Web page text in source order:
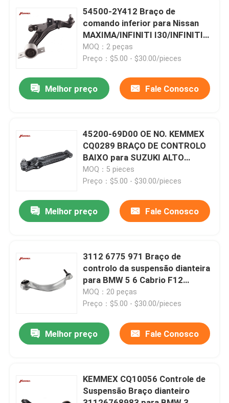
Produtos
Sobre nós
Excursão da fábrica
Contacte-nos
Filtro da transmissão automática
Filtro de líquido da transmissão de Honda
54500-2Y412 Braço de
comando inferior para Nissan
MAXIMA/INFINITI I30/INFINITI
I35 da KEMMEX
MOQ：2 peças
Preço：$5.00 - $30.00/pieces
Melhor preço Fale Conosco
45200-69D00 OE NO. KEMMEX
CQ0289 BRAÇO DE CONTROLO
BAIXO para SUZUKI ALTO
CA71A 2005- Ano
MOQ：5 pieces
Preço：$5.00 - $30.00/pieces
Melhor preço Fale Conosco
3112 6775 971 Braço de
controlo da suspensão dianteira
para BMW 5 6 Cabrio F12
Comprimento 256 mm
MOQ：20 peças
Preço：$5.00 - $30.00/pieces
Melhor preço Fale Conosco
KEMMEX CQ10056 Controle de
Suspensão Braço dianteiro